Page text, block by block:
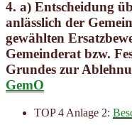
4. a) Entscheidung
anlässlich der
gewählten
Gemeinderat bzw.
Grundes zur
GemO
TOP 4 Anlage 2: